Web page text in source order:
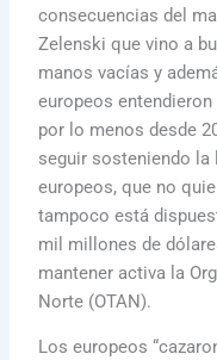
consecuencias del
Zelenski que vino a
manos vacías y
europeos
por lo menos desde
seguir sosteniendo la
europeos, que no
tampoco está
mil millones de
mantener activa la
Norte (OTAN).
Los europeos